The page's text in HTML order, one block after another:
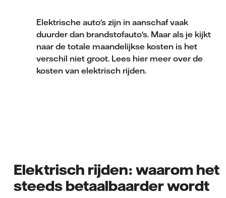
Elektrische auto's zijn in aanschaf vaak
duurder dan brandstofauto's. Maar als je kijkt
naar de totale maandelijkse kosten is het
verschil niet groot. Lees hier meer over de
kosten van elektrisch rijden.
Elektrisch rijden: waarom het
steeds betaalbaarder wordt